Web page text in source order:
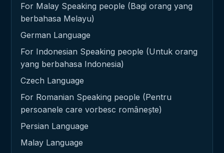
For Malay Speaking people (Bagi orang yang
berbahasa Melayu)
German Language
For Indonesian Speaking people (Untuk orang
yang berbahasa Indonesia)
Czech Language
For Romanian Speaking people (Pentru
persoanele care vorbesc românește)
Persian Language
Malay Language